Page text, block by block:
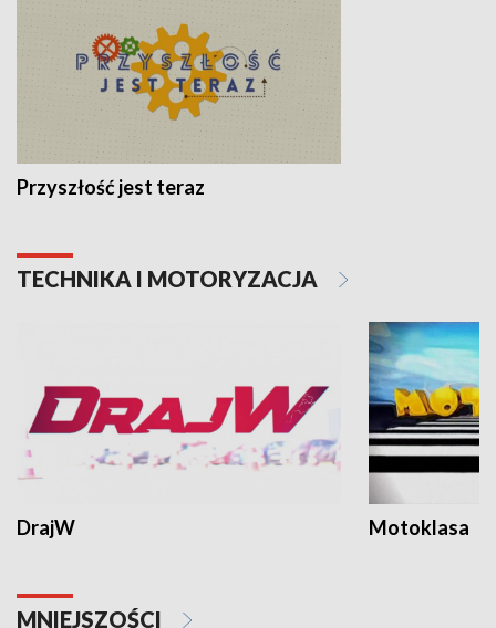
Przyszłość jest teraz
TECHNIKA I MOTORYZACJA
DrajW Motoklasa
MNIEJSZOŚCI